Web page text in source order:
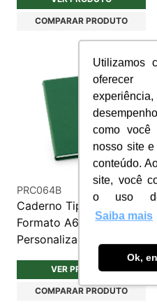
Utilizamos
como você
nosso site
conteúdo.
site, você
o uso
Saiba mais
Ok,
COMPARAR PRODUTO
PRC064B
Caderno Tipo Moleskine
Formato A6
Personalizado
VER PRODUTO
COMPARAR PRODUTO